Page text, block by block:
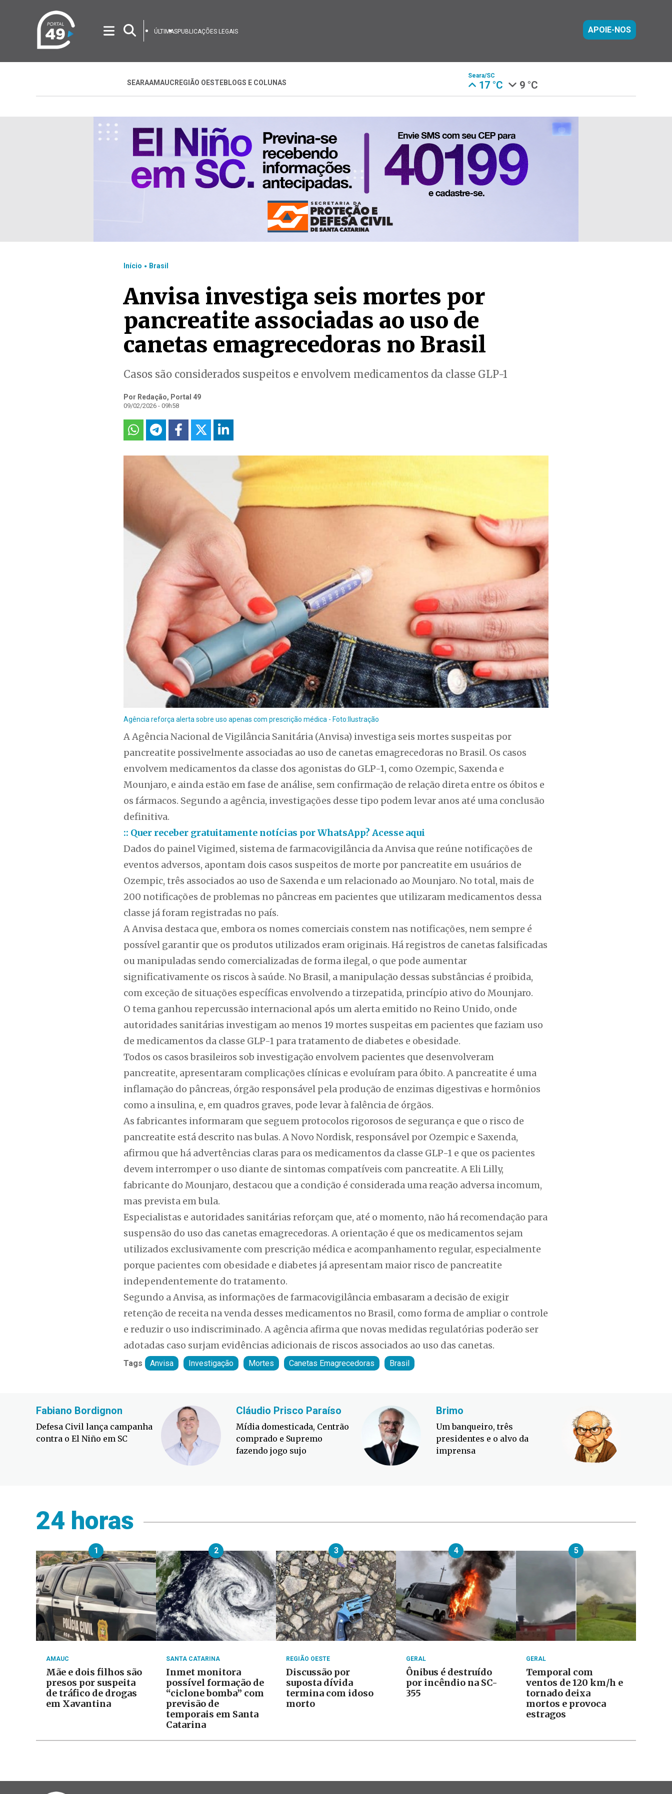
ÚLTIMASPUBLICAÇÕES LEGAIS APOIE-NOS
SEARAAMAUC REGIÃO OESTEBLOGS E COLUNAS
Seara/SC
17 °C 9 °C
Início . Brasil
Anvisa investiga seis mortes por
pancreatite associadas ao uso de
canetas emagrecedoras no Brasil
Casos são considerados suspeitos e envolvem medicamentos da classe GLP-1
Por Redação, Portal 49
09/02/2026 - 09h58
Agência reforça alerta sobre uso apenas com prescrição médica - Foto:Ilustração
A Agência Nacional de Vigilância Sanitária (Anvisa) investiga seis mortes suspeitas por
pancreatite possivelmente associadas ao uso de canetas emagrecedoras no Brasil. Os casos
envolvem medicamentos da classe dos agonistas do GLP-1, como Ozempic, Saxenda e
Mounjaro, e ainda estão em fase de análise, sem confirmação de relação direta entre os óbitos e
os fármacos. Segundo a agência, investigações desse tipo podem levar anos até uma conclusão
definitiva.
:: Quer receber gratuitamente notícias por WhatsApp? Acesse aqui
Dados do painel Vigimed, sistema de farmacovigilância da Anvisa que reúne notificações de
eventos adversos, apontam dois casos suspeitos de morte por pancreatite em usuários de
Ozempic, três associados ao uso de Saxenda e um relacionado ao Mounjaro. No total, mais de
200 notificações de problemas no pâncreas em pacientes que utilizaram medicamentos dessa
classe já foram registradas no país.
A Anvisa destaca que, embora os nomes comerciais constem nas notificações, nem sempre é
possível garantir que os produtos utilizados eram originais. Há registros de canetas falsificadas
ou manipuladas sendo comercializadas de forma ilegal, o que pode aumentar
significativamente os riscos à saúde. No Brasil, a manipulação dessas substâncias é proibida,
com exceção de situações específicas envolvendo a tirzepatida, princípio ativo do Mounjaro.
O tema ganhou repercussão internacional após um alerta emitido no Reino Unido, onde
autoridades sanitárias investigam ao menos 19 mortes suspeitas em pacientes que faziam uso
de medicamentos da classe GLP-1 para tratamento de diabetes e obesidade.
Todos os casos brasileiros sob investigação envolvem pacientes que desenvolveram
pancreatite, apresentaram complicações clínicas e evoluíram para óbito. A pancreatite é uma
inflamação do pâncreas, órgão responsável pela produção de enzimas digestivas e hormônios
como a insulina, e, em quadros graves, pode levar à falência de órgãos.
As fabricantes informaram que seguem protocolos rigorosos de segurança e que o risco de
pancreatite está descrito nas bulas. A Novo Nordisk, responsável por Ozempic e Saxenda,
afirmou que há advertências claras para os medicamentos da classe GLP-1 e que os pacientes
devem interromper o uso diante de sintomas compatíveis com pancreatite. A Eli Lilly,
fabricante do Mounjaro, destacou que a condição é considerada uma reação adversa incomum,
mas prevista em bula.
Especialistas e autoridades sanitárias reforçam que, até o momento, não há recomendação para
suspensão do uso das canetas emagrecedoras. A orientação é que os medicamentos sejam
utilizados exclusivamente com prescrição médica e acompanhamento regular, especialmente
porque pacientes com obesidade e diabetes já apresentam maior risco de pancreatite
independentemente do tratamento.
Segundo a Anvisa, as informações de farmacovigilância embasaram a decisão de exigir
retenção de receita na venda desses medicamentos no Brasil, como forma de ampliar o controle
e reduzir o uso indiscriminado. A agência afirma que novas medidas regulatórias poderão ser
adotadas caso surjam evidências adicionais de riscos associados ao uso das canetas.
Tags Anvisa Investigação Mortes Canetas Emagrecedoras Brasil
Fabiano Bordignon
Defesa Civil lança campanha
contra o El Niño em SC
Cláudio Prisco Paraíso
Mídia domesticada, Centrão
comprado e Supremo
fazendo jogo sujo
Brimo
Um banqueiro, três
presidentes e o alvo da
imprensa
24 horas
1
AMAUC
Mãe e dois filhos são
presos por suspeita
de tráfico de drogas
em Xavantina
2
SANTA CATARINA
Inmet monitora
possível formação de
“ciclone bomba” com
previsão de
temporais em Santa
Catarina
3
REGIÃO OESTE
Discussão por
suposta dívida
termina com idoso
morto
4
GERAL
Ônibus é destruído
por incêndio na SC-
355
5
GERAL
Temporal com
ventos de 120 km/h e
tornado deixa
mortos e provoca
estragos